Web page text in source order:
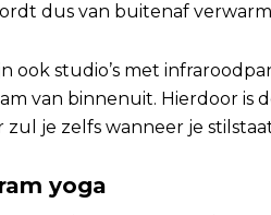
dus van buitenaf
ook studio’s met
van binnenuit. Hierdoor is
zul je zelfs wanneer je
yoga